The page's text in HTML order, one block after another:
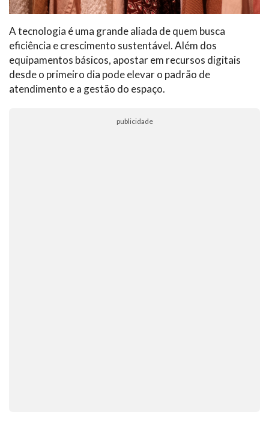
A tecnologia é uma grande aliada de quem busca
eficiência e crescimento sustentável. Além dos
equipamentos básicos, apostar em recursos digitais
desde o primeiro dia pode elevar o padrão de
atendimento e a gestão do espaço.
publicidade